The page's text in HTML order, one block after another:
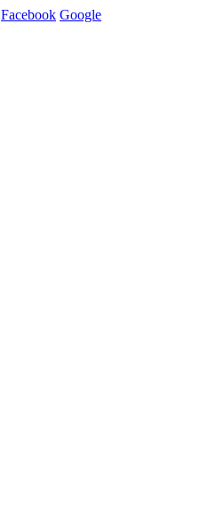
Facebook Google